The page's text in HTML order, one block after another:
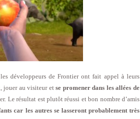
développeurs de Frontier ont fait appel à leurs
jouer au visiteur etse promener dans les allées de
Le résultat est plutôt réussi et bon nombre d’amis
car les autres se lasseront probablement très